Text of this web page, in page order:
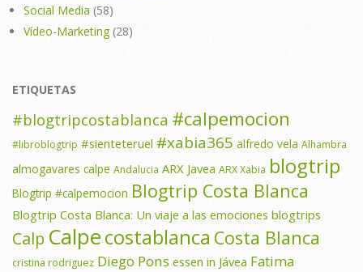
Social Media (58)
Vídeo-Marketing (28)
ETIQUETAS
#blogtripcostablanca #calpemocion
#libroblogtrip #sienteteruel #xabia365 alfredo vela Alhambra
almogavares calpe Andalucia ARX Javea ARX Xabia blogtrip
Blogtrip #calpemocion Blogtrip Costa Blanca
Blogtrip Costa Blanca: Un viaje a las emociones blogtrips
Calp Calpecostablanca Costa Blanca
cristina rodriguez Diego Pons essen in Jávea Fatima